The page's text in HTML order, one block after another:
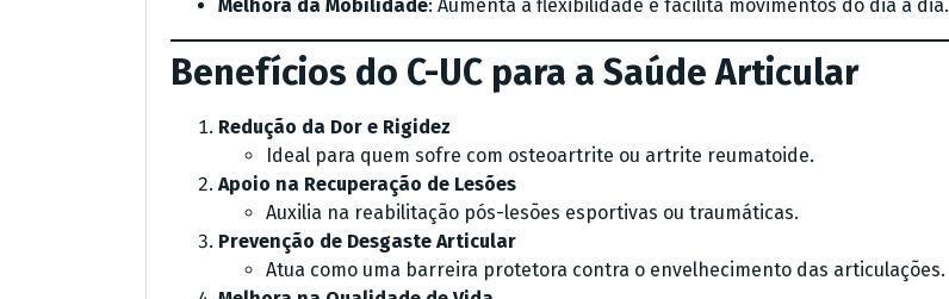
Melhora da Mobilidade: Aumenta a flexibilidade e facilita movimentos do dia a dia.
Benefícios do C-UC para a Saúde Articular
Redução da Dor e Rigidez
Ideal para quem sofre com osteoartrite ou artrite reumatoide.
Apoio na Recuperação de Lesões
Auxilia na reabilitação pós-lesões esportivas ou traumáticas.
Prevenção de Desgaste Articular
Atua como uma barreira protetora contra o envelhecimento das articulações.